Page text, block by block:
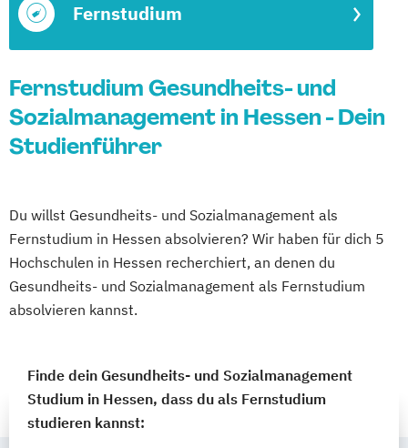
Fernstudium
Fernstudium Gesundheits- und
Sozialmanagement in Hessen - Dein
Studienführer
Du willst Gesundheits- und Sozialmanagement als
Fernstudium in Hessen absolvieren? Wir haben für dich 5
Hochschulen in Hessen recherchiert, an denen du
Gesundheits- und Sozialmanagement als Fernstudium
absolvieren kannst.
Finde dein Gesundheits- und Sozialmanagement
Studium in Hessen, dass du als Fernstudium
studieren kannst: